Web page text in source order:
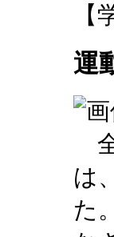
【
運
は
た